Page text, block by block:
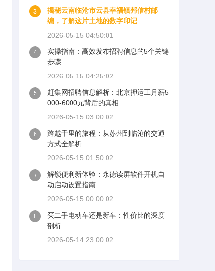
3
揭秘云南临沧市云县幸福镇邦信村邮
编，了解这片土地的数字印记
2026-05-15 04:50:01
4
实操指南：高效发布招聘信息的5个关键
步骤
2026-05-15 04:25:02
5
赶集网招聘信息解析：北京押运工月薪5
000-6000元背后的真相
2026-05-15 03:00:02
6
跨越千里的旅程：从苏州到临沧的交通
方式全解析
2026-05-15 01:50:02
7
解锁便利新体验：永德读屏软件开机自
动启动设置指南
2026-05-15 00:00:02
8
买二手电动车还是新车：性价比的深度
剖析
2026-05-14 23:00:02